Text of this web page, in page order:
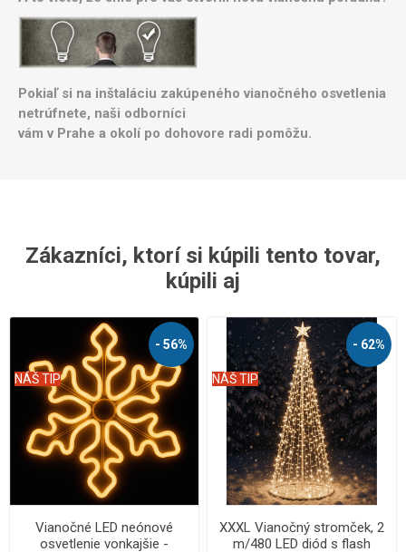
Pokiaľ si na inštaláciu zakúpeného vianočného osvetlenia
netrúfnete, naši odborníci
vám v Prahe a okolí po dohovore radi pomôžu.
Zákazníci, ktorí si kúpili tento tovar,
kúpili aj
- 56%
NÁŠ TIP
Vianočné LED neónové
osvetlenie vonkajšie -
- 62%
NÁŠ TIP
XXXL Vianočný stromček, 2
m/480 LED diód s flash